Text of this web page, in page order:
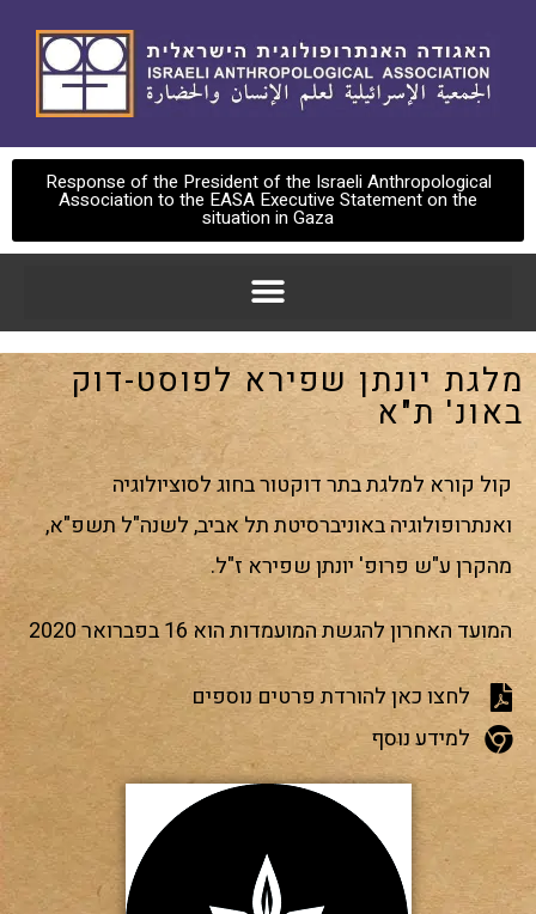
Response of the President of the Israeli Anthropological
Association to the EASA Executive Statement on the
situation in Gaza
מלגת יונתן שפירא לפוסט-דוק
באונ' ת"א
קול קורא למלגת בתר דוקטור בחוג לסוציולוגיה
ואנתרופולוגיה באוניברסיטת תל אביב, לשנה"ל תשפ"א,
מהקרן ע"ש פרופ' יונתן שפירא ז"ל.
המועד האחרון להגשת המועמדות הוא 16 בפברואר 2020
לחצו כאן להורדת פרטים נוספים
למידע נוסף